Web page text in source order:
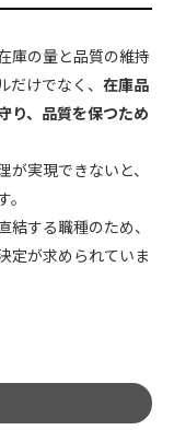
庫の量と品質の維持
けでなく、 在庫品
り、品質を保つため
実現できないと、
する職種のため、
定が求められていま